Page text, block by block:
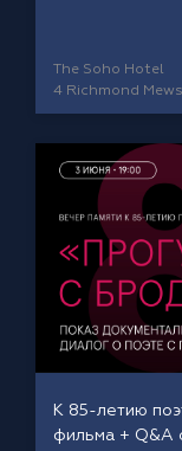
The Soho Hotel
4 Richmond
К 85-летию
фильма + Q&A